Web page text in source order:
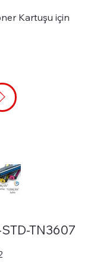
Kartuşu için
TN3607